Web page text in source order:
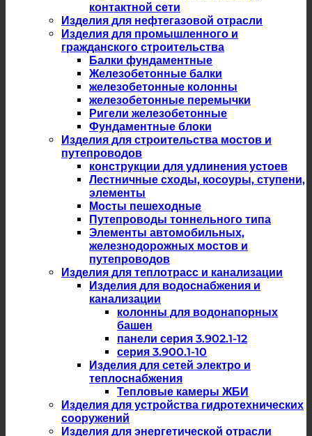
контактной сети
Изделия для нефтегазовой отрасли
Изделия для промышленного и
гражданского строительства
Балки фундаментные
Железобетонные балки
железобетонные колонны
железобетонные перемычки
Ригели железобетонные
Фундаментные блоки
Изделия для строительства мостов и
путепроводов
конструкции для удлинения устоев
Лестничные сходы, косоуры, ступени,
элементы
Мосты пешеходные
Путепроводы тоннельного типа
Элементы автомобильных,
железнодорожных мостов и
путепроводов
Изделия для теплотрасс и канализации
Изделия для водоснабжения и
канализации
колонны для водонапорных
башен
панели серия 3.902.1-12
серия 3.900.1-10
Изделия для сетей электро и
теплоснабжения
Тепловые камеры ЖБИ
Изделия для устройства гидротехнических
сооружений
Изделия для энергетической отрасли